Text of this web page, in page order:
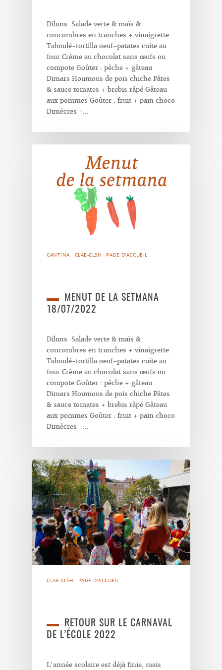
Diluns Salade verte & maïs &
concombres en tranches + vinaigrette
Taboulé-tortilla oeuf-patates cuite au
four Crème au chocolat sans œufs ou
compote Goûter : pêche + gâteau
Dimars Houmous de pois chiche Pâtes
& sauce tomates + brebis râpé Gâteau
aux pommes Goûter : fruit + pain choco
Dimècres -…
CANTINA CLAE-CLSH PAGE D'ACCUEIL
MENUT DE LA SETMANA
18/07/2022
Diluns Salade verte & maïs &
concombres en tranches + vinaigrette
Taboulé-tortilla oeuf-patates cuite au
four Crème au chocolat sans œufs ou
compote Goûter : pêche + gâteau
Dimars Houmous de pois chiche Pâtes
& sauce tomates + brebis râpé Gâteau
aux pommes Goûter : fruit + pain choco
Dimècres -…
CLAE-CLSH PAGE D'ACCUEIL
RETOUR SUR LE CARNAVAL
DE L’ÉCOLE 2022
L'année scolaire est déjà finie, mais